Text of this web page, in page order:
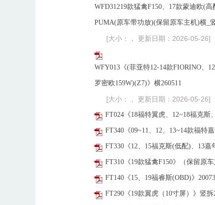
WFD31219款猛禽F150、17款蒙迪欧(
PUMA(原车带功放)(保留原车主机)横_
[大小：， 更新日期：2026-05-26]
WFY013《(菲亚特12-14款FIORINO、
罗密欧159W)(Z7)》横260511
[大小：， 更新日期：2026-05-26]
FT024《18福特翼虎、12~18福克斯
FT340《09~11、12、13~14款福特
FT330《12、15福克斯(低配)、13
FT310《19款猛禽F150》（保留原
FT140《15、19福睿斯(OBD)》
FT290《19款翼虎（10寸屏）》竖拆